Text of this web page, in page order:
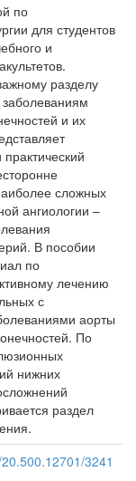
по
для студентов
и
разделу
заболеваниям
и их
сложных
ангиологии –
В пособии
по
лечению
с
аорты
По
нижних
раздел
3241